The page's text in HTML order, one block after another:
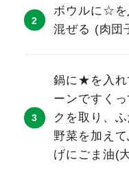
ボウルに☆を
混ぜる (肉団
鍋に★を入れ
ーンですく
クを取り、
野菜を加え
げにごま油(